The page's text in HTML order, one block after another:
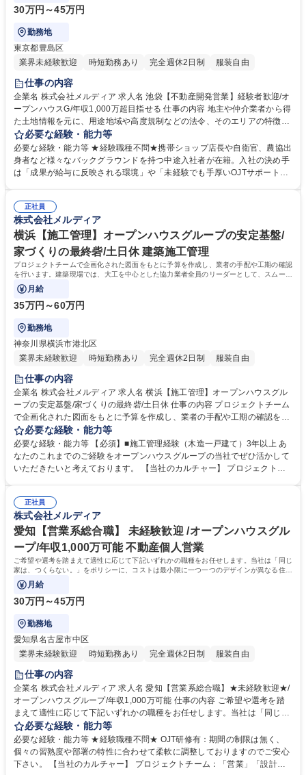
30万円～45万円
勤務地
東京都豊島区
業界未経験歓迎
時短勤務あり 完全週休2日制 服装自由
仕事の内容
企業名 株式会社メルディア 求人名 池袋【不動産開発営業】経験者歓迎/オ
ープンハウスG/年収1,000万超目指せる 仕事の内容 地主や仲介業者から得
た土地情報を元に、用途地域や高度規制などの法令、そのエリアの特徴や
地域性も考慮し、商品化するための最適な区画割の検討や、建物のボリュ
ームの検討をします。 それらを元に建築予算を算出し、土地の買取価格の
査定および交渉をします。一度の取引で数十億が動く場合もあるダイナミ
ックな仕事です。 【具体的には】 ■売主様との関係構築・ヒアリング ■周
開発営業】経験者歓迎/オープンハウスG/年収1,000万超目指せる
必要な経験・能力等
必要な経験・能力等 ★経験職種不問★携帯ショップ店長や自衛官、農協出
身者など様々なバックグラウンドを持つ中途入社者が在籍。入社の決め手
は「成果が給与に反映される環境」や「未経験でも手厚いOJTサポート」
ながら1からコンセプトを考え、家づくりを進めていきます。各職種のプ
ロがそれぞれの目線から意見をぶつけ合うことで、それぞれの業種の経験
だけでは身につかない、幅広い知識とスキルを身につけることができま
す。 学歴・資格 学歴：大学院 大学 高専 短大 専修学校 高校 語学力： 資
格：第一種運転免許普通自動車
正社員
株式会社メルディア
横浜【施工管理】オープンハウスグループの安定基盤/
家づくりの最終砦/土日休 建築施工管理
プロジェクトチームで企画化された図面をもとに予算を作成し、業者の手配や工期の確認
を行います。建築現場では、大工を中心とした協力業者全員のリーダーとして、スムーズ
で無駄のない現場管理と、
月給
35万円～60万円
勤務地
神奈川県横浜市港北区
業界未経験歓迎
時短勤務あり 完全週休2日制 服装自由
仕事の内容
企業名 株式会社メルディア 求人名 横浜【施工管理】オープンハウスグル
ープの安定基盤/家づくりの最終砦/土日休 仕事の内容 プロジェクトチーム
で企画化された図面をもとに予算を作成し、業者の手配や工期の確認を行
います。建築現場では、大工を中心とした協力業者全員のリーダーとし
て、スムーズで無駄のない現場管理と、 厳格な品質管理が求められること
から、多種多様な人を取り纏めるマネジメント能力が培われる仕事です。
【具体的な業務内容】 ■実行予算の作成 ■協力業者の管理・手配 ■品質管
最終砦/土日休
必要な経験・能力等
必要な経験・能力等 【必須】■施工管理経験（木造一戸建て）3年以上 あ
なたのこれまでのご経験をオープンハウスグループの当社でぜひ活かして
いただきたいと考えております。 【当社のカルチャー】 プロジェクトチ
す。各職種のプロがそれぞれの目線から意見をぶつけ合うことで、それぞ
れの業種の経験だけでは身につかない、幅広い知識とスキルを身につける
ことができます。 学歴・資格 学歴：大学院 大学 高専 短大 専修学校 高校
語学力： 資格：第一種運転免許普通自動車
正社員
株式会社メルディア
愛知【営業系総合職】 未経験歓迎 /オープンハウスグル
ープ/年収1,000万可能 不動産個人営業
ご希望や選考を踏まえて適性に応じて下記いずれかの職種をお任せします。当社は「同じ
家は、つくらない。」をポリシーに、コストは最小限に一つ一つのデザインが異なる住宅
づくりを続けています。
月給
30万円～45万円
勤務地
愛知県名古屋市中区
業界未経験歓迎
時短勤務あり 完全週休2日制 服装自由
仕事の内容
企業名 株式会社メルディア 求人名 愛知【営業系総合職】★未経験歓迎★/
オープンハウスグループ/年収1,000万可能 仕事の内容 ご希望や選考を踏
まえて適性に応じて下記いずれかの職種をお任せします。当社は「同じ家
は、つくらない。」をポリシーに、コストは最小限に一つ一つのデザイン
が異なる住宅づくりを続けています。 【配属可能性のある職種について】
■売買仲介営業（BtoC） ※株式会社メルディアリアルティへ出向となりま
す。 ■不動産開発営業（BtoB） ★詳細について気になる方はお気軽にお問
必要な経験・能力等
必要な経験・能力等 ★経験職種不問★ OJT研修有：期間の制限は無く、
個々の習熟度や部署の特性に合わせて柔軟に調整しておりますのでご安心
下さい。 【当社のカルチャー】 プロジェクトチーム：「営業」「設計」